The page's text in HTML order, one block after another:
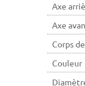
Axe
Axe
Corps
Couleur